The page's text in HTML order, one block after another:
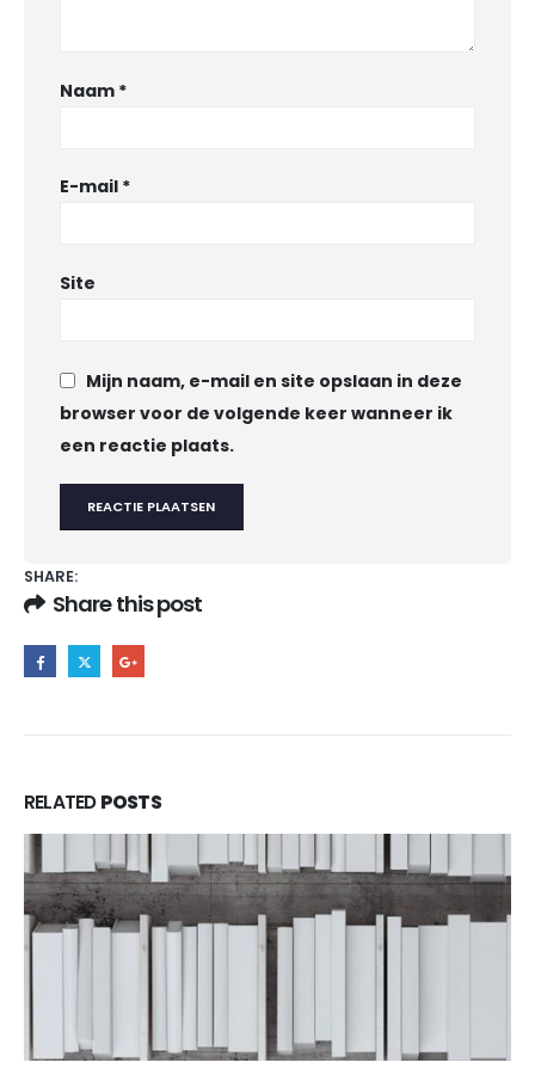
Naam *
E-mail *
Site
Mijn naam, e-mail en site opslaan in deze
browser voor de volgende keer wanneer ik
een reactie plaats.
SHARE:
Share this post
RELATEDPOSTS